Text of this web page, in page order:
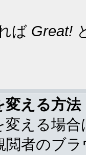
ば Great!
変える方法
える場
閲者のブ